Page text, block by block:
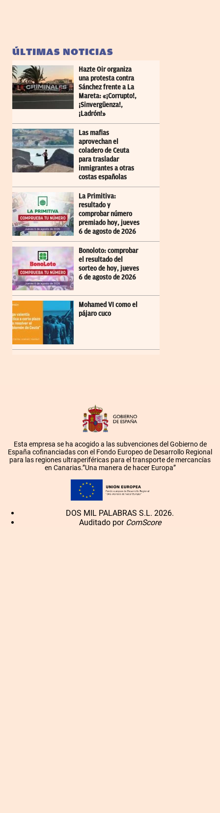
ÚLTIMAS NOTICIAS
Hazte Oir organiza
una protesta contra
Sánchez frente a La
Mareta: «¡Corrupto!,
¡Sinvergüenza!,
¡Ladrón!»
Las mafias
aprovechan el
coladero de Ceuta
para trasladar
inmigrantes a otras
costas españolas
La Primitiva:
resultado y
comprobar número
premiado hoy, jueves
6 de agosto de 2026
Bonoloto: comprobar
el resultado del
sorteo de hoy, jueves
6 de agosto de 2026
Mohamed VI como el
pájaro cuco
Esta empresa se ha acogido a las subvenciones del Gobierno de
España cofinanciadas con el Fondo Europeo de Desarrollo Regional
para las regiones ultraperiféricas para el transporte de mercancías
en Canarias.”Una manera de hacer Europa”
DOS MIL PALABRAS S.L. 2026.
Auditado por ComScore